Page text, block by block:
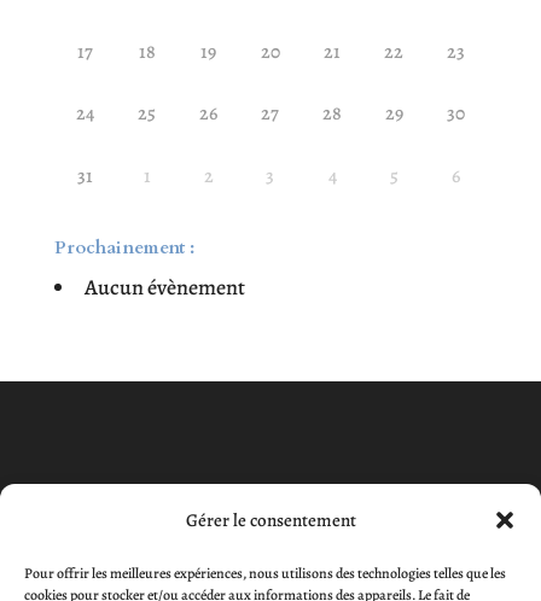
Gérer le consentement
Pour offrir les meilleures expériences, nous utilisons des technologies telles que les
cookies pour stocker et/ou accéder aux informations des appareils. Le fait de
17 18 19 20 21 22 23
24 25 26 27 28 29 30
31 1 2 3 4 5 6
Prochainement :
Aucun évènement